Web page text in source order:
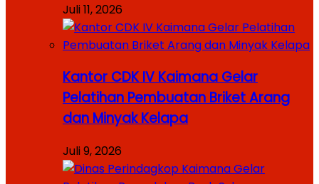
Juli 11, 2026
Kantor CDK IV Kaimana Gelar
Pelatihan Pembuatan Briket Arang
dan Minyak Kelapa
Juli 9, 2026